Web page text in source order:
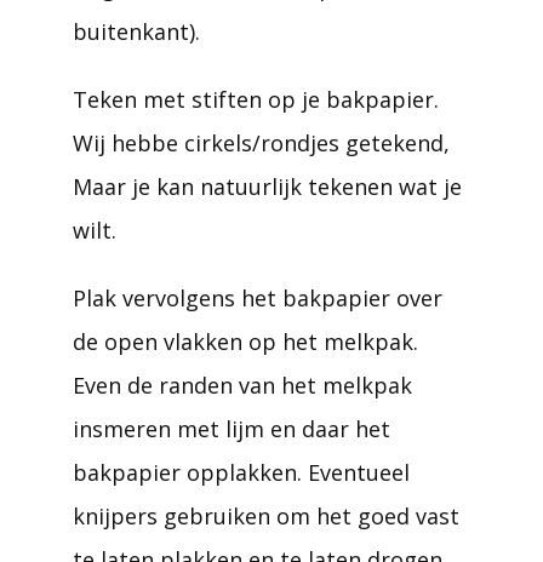
buitenkant).
Teken met stiften op je bakpapier.
Wij hebbe cirkels/rondjes getekend,
Maar je kan natuurlijk tekenen wat je
wilt.
Plak vervolgens het bakpapier over
de open vlakken op het melkpak.
Even de randen van het melkpak
insmeren met lijm en daar het
bakpapier opplakken. Eventueel
knijpers gebruiken om het goed vast